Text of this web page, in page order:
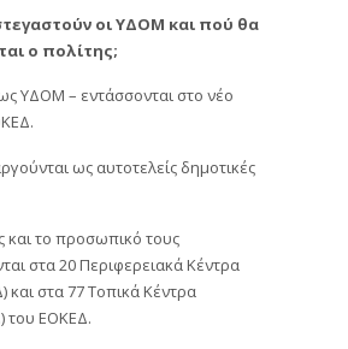
οι ΥΔΟΜ και πού θα
ο πολίτης;
ΥΔΟΜ – εντάσσονται στο νέο
ως αυτοτελείς δημοτικές
και το προσωπικό τους
στα 20 Περιφερειακά Κέντρα
στα 77 Τοπικά Κέντρα
του ΕΟΚΕΔ.